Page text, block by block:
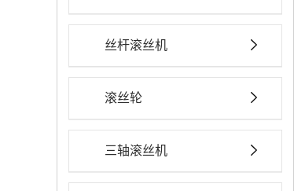
丝杆滚丝机
滚丝轮
三轴滚丝机